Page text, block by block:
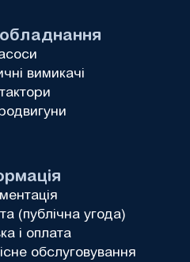
(публічна угода)
і оплата
обслуговування
вимикачі